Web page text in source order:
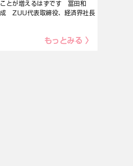
ことが増えるはずです 冨田和
成 ZUU代表取締役、経済界社長
もっとみる 〉